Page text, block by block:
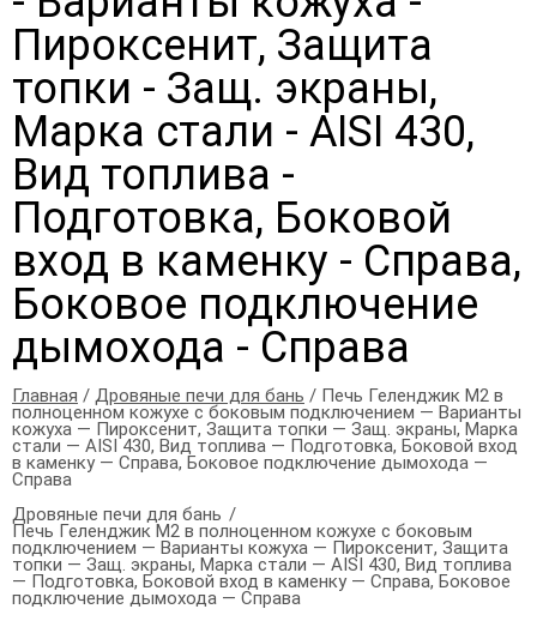
Пироксенит, Защита
топки - Защ. экраны,
Марка стали - AISI 430,
Вид топлива -
Подготовка, Боковой
вход в каменку - Справа,
Боковое подключение
дымохода - Справа
Главная / Дровяные печи для бань / Печь Геленджик М2 в
полноценном кожухе с боковым подключением — Варианты
кожуха — Пироксенит, Защита топки — Защ. экраны, Марка
стали — AISI 430, Вид топлива — Подготовка, Боковой вход
в каменку — Справа, Боковое подключение дымохода —
Справа
Дровяные печи для бань
Печь Геленджик М2 в полноценном кожухе с боковым
подключением — Варианты кожуха — Пироксенит, Защита
топки — Защ. экраны, Марка стали — AISI 430, Вид топлива
— Подготовка, Боковой вход в каменку — Справа, Боковое
подключение дымохода — Справа